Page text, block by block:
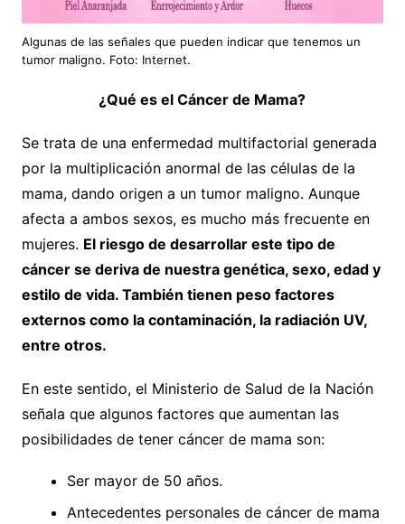
Algunas de las señales que pueden indicar que tenemos un
tumor maligno. Foto: Internet.
¿Qué es el Cáncer de Mama?
Se trata de una enfermedad multifactorial generada
por la multiplicación anormal de las células de la
mama, dando origen a un tumor maligno. Aunque
afecta a ambos sexos, es mucho más frecuente en
mujeres. El riesgo de desarrollar este tipo de
cáncer se deriva de nuestra genética, sexo, edad y
estilo de vida. También tienen peso factores
externos como la contaminación, la radiación UV,
entre otros.
En este sentido, el Ministerio de Salud de la Nación
señala que algunos factores que aumentan las
posibilidades de tener cáncer de mama son:
Ser mayor de 50 años.
Antecedentes personales de cáncer de mama